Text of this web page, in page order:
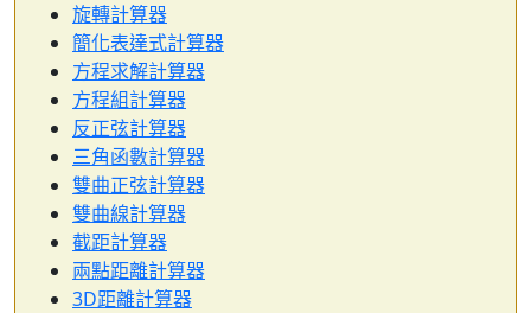
旋轉計算器
簡化表達式計算器
方程求解計算器
方程組計算器
反正弦計算器
三角函數計算器
雙曲正弦計算器
雙曲線計算器
截距計算器
兩點距離計算器
3D距離計算器